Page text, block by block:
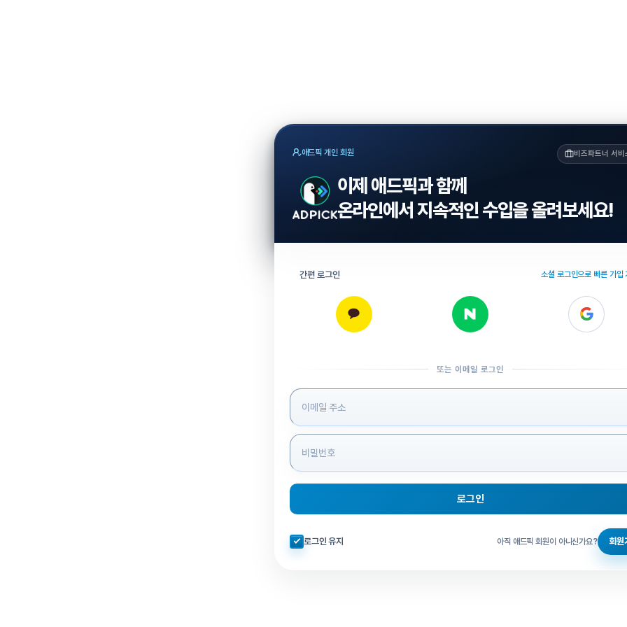
애드픽 개인 회원 비즈파트너 서비
이제 애드픽과 함께
온라인에서 지속적인 수입을 올려보세요!
간편 로그인 소셜 로그인으로 빠른 가입
또는 이메일 로그인
로그인 정보 입력
로그인
자동로그인 체크
로그인 유지 아직 애드픽 회원이 아니신가요? 회원